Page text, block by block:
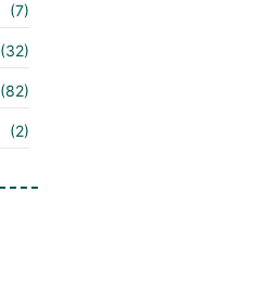
(7)
(32)
(82)
(2)